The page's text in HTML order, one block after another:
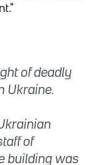
of deadly
Ukraine.
of
building was